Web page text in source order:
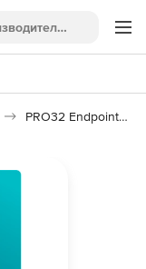
PRO32 Endpoint Security Advanced